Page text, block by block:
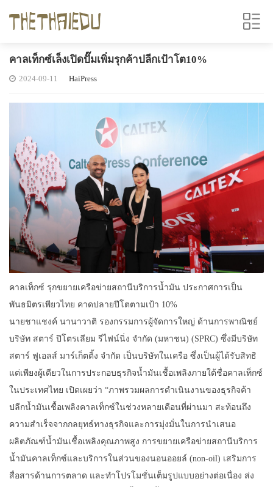
คาลเท็กซ์เล็งเปิดปั๊มเพิ่มรุกค้าปลีกเป้าโต10%
2024-09-11 HaiPress
คาลเท็กซ์ รุกขยายเครือข่ายสถานีบริการน้ำมัน ประกาศการเป็น
พันธมิตรเพียวไทย คาดปลายปีโตตามเป้า 10%
นายชาแชงค์ นานาวาติ รองกรรมการผู้จัดการใหญ่ ด้านการพาณิชย์
บริษัท สตาร์ ปิโตรเลียม รีไฟน์นิ่ง จำกัด (มหาชน) (SPRC) ซึ่งมีบริษัท
สตาร์ ฟูเอลส์ มาร์เก็ตติ้ง จำกัด เป็นบริษัทในเครือ ซึ่งเป็นผู้ได้รับสิทธิ
แต่เพียงผู้เดียวในการประกอบธุรกิจน้ำมันเชื้อเพลิงภายใต้ชื่อคาลเท็กซ์
ในประเทศไทย เปิดเผยว่า “ภาพรวมผลการดำเนินงานของธุรกิจค้า
ปลีกน้ำมันเชื้อเพลิงคาลเท็กซ์ในช่วงหลายเดือนที่ผ่านมา สะท้อนถึง
ความสำเร็จจากกลยุทธ์ทางธุรกิจและการมุ่งมั่นในการนำเสนอ
ผลิตภัณฑ์น้ำมันเชื้อเพลิงคุณภาพสูง การขยายเครือข่ายสถานีบริการ
น้ำมันคาลเท็กซ์และบริการในส่วนของนอนออยล์ (non-oil) เสริมการ
สื่อสารด้านการตลาด และทำโปรโมชั่นเต็มรูปแบบอย่างต่อเนื่อง ส่ง